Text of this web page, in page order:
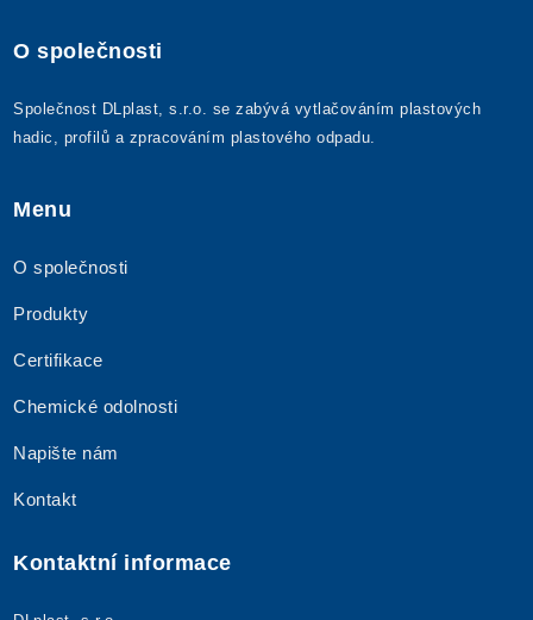
O společnosti
Společnost DLplast, s.r.o. se zabývá vytlačováním plastových
hadic, profilů a zpracováním plastového odpadu.
Menu
O společnosti
Produkty
Certifikace
Chemické odolnosti
Napište nám
Kontakt
Kontaktní informace